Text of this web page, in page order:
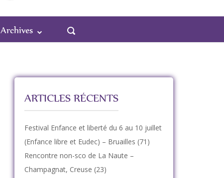
Archives
OUVRIR
LA
BARRE
ARTICLES RÉCENTS
Festival Enfance et liberté du 6 au 10 juillet
(Enfance libre et Eudec) – Bruailles (71)
Rencontre non-sco de La Naute –
Champagnat, Creuse (23)